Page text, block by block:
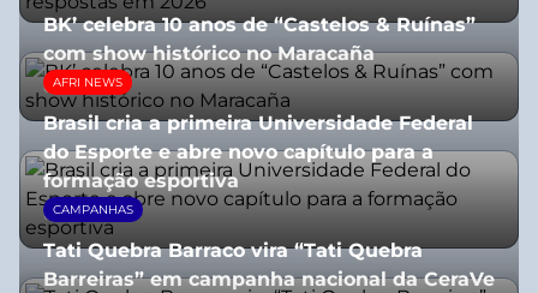
BK’ celebra 10 anos de “Castelos & Ruínas”
com show histórico no Maracaña
06/08/2026
AFRI NEWS
Brasil cria a primeira Universidade Federal
do Esporte e abre novo capítulo para a
formação esportiva
08/07/2026
CAMPANHAS
Tati Quebra Barraco vira “Tati Quebra
Barreiras” em campanha nacional da CeraVe